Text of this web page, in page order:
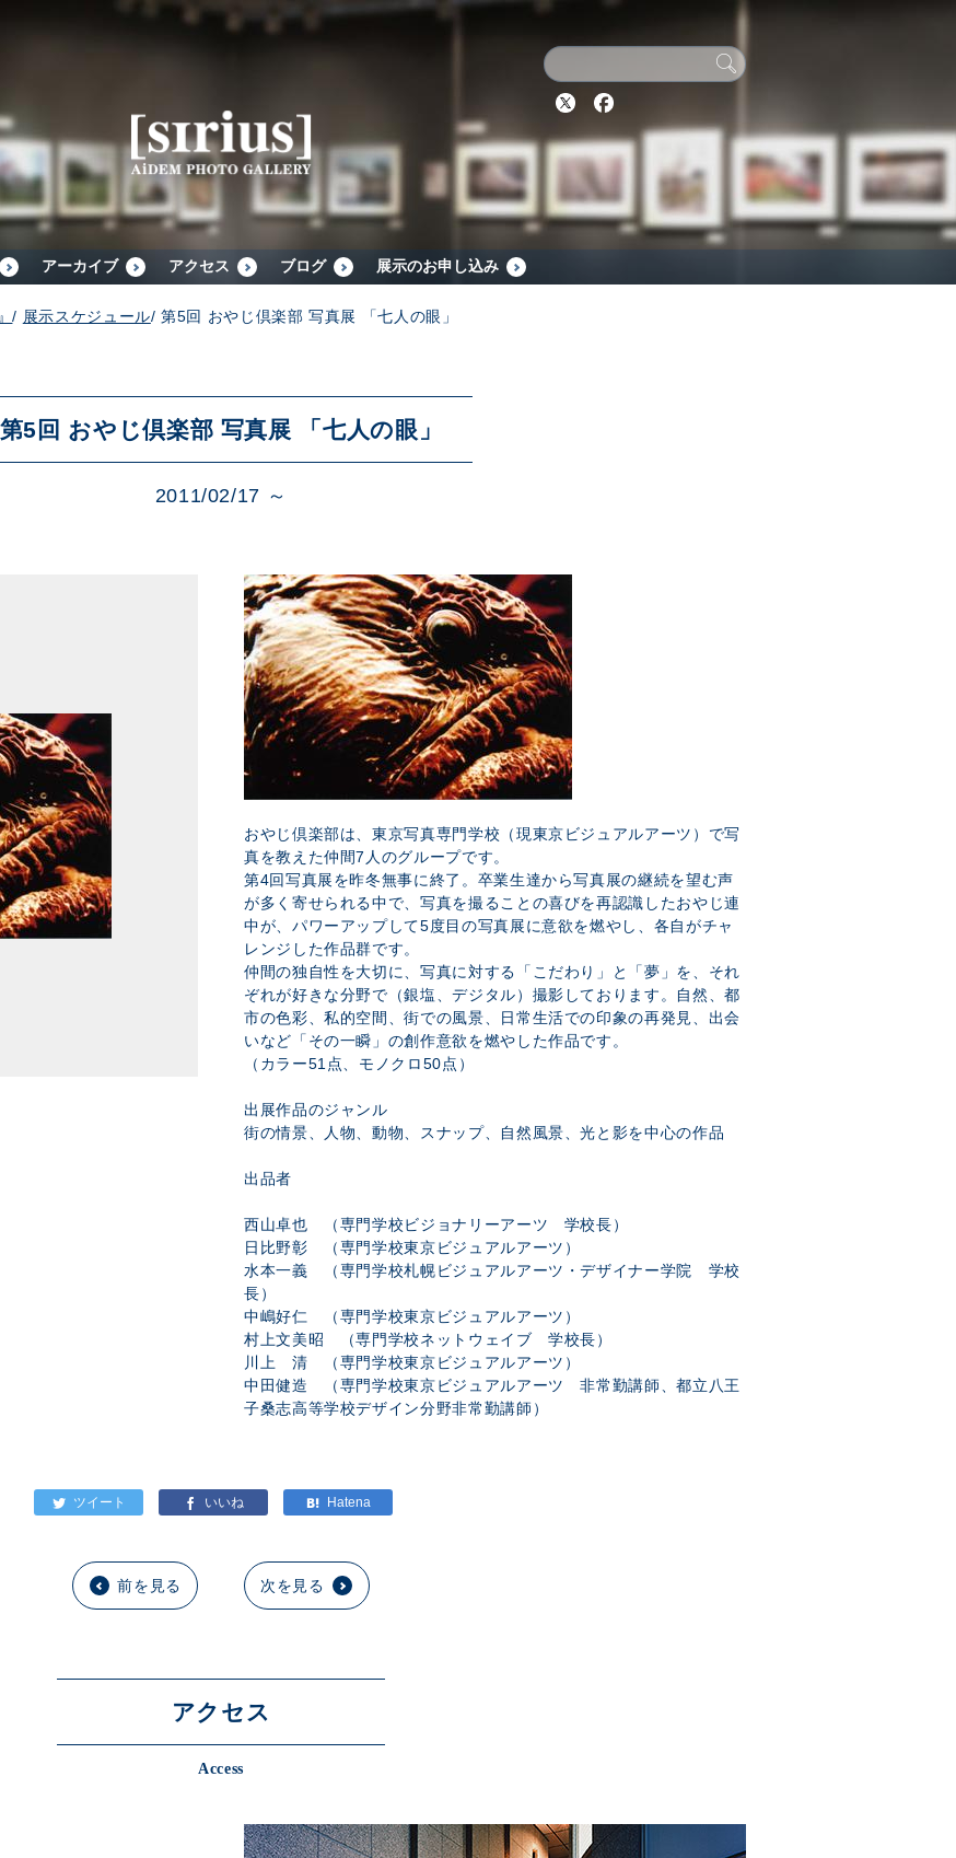
Twitter
アーカイブ アクセス ブログ 展示のお申し込み
/ 展示スケジュール/第5回 おやじ倶楽部 写真展 「七人の眼」
第5回 おやじ倶楽部 写真展 「七人の眼」
2011/02/17 ～
おやじ倶楽部は、東京写真専門学校（現東京ビジュアルアーツ）で写
真を教えた仲間7人のグループです。
第4回写真展を昨冬無事に終了。卒業生達から写真展の継続を望む声
が多く寄せられる中で、写真を撮ることの喜びを再認識したおやじ連
中が、パワーアップして5度目の写真展に意欲を燃やし、各自がチャ
レンジした作品群です。
仲間の独自性を大切に、写真に対する「こだわり」と「夢」を、それ
ぞれが好きな分野で（銀塩、デジタル）撮影しております。自然、都
市の色彩、私的空間、街での風景、日常生活での印象の再発見、出会
いなど「その一瞬」の創作意欲を燃やした作品です。
（カラー51点、モノクロ50点）
出展作品のジャンル
街の情景、人物、動物、スナップ、自然風景、光と影を中心の作品
出品者
西山卓也 （専門学校ビジョナリーアーツ 学校長）
日比野彰 （専門学校東京ビジュアルアーツ）
水本一義 （専門学校札幌ビジュアルアーツ・デザイナー学院 学校
長）
中嶋好仁 （専門学校東京ビジュアルアーツ）
村上文美昭 （専門学校ネットウェイブ 学校長）
川上 清 （専門学校東京ビジュアルアーツ）
中田健造 （専門学校東京ビジュアルアーツ 非常勤講師、都立八王
子桑志高等学校デザイン分野非常勤講師）
前を見る 次を見る
アクセス
Access
展示スケジュール
アーカイブ
ブログ